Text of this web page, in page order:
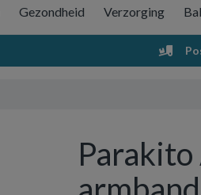
Winkelwagen
Gezondheid Verzorging